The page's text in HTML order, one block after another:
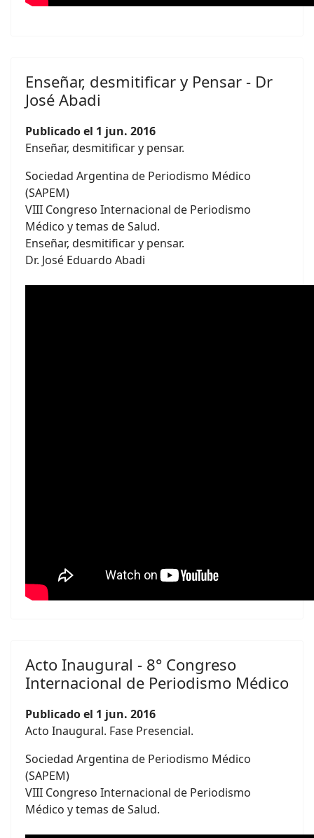
Enseñar, desmitificar y Pensar - Dr
José Abadi
Publicado el 1 jun. 2016
Enseñar, desmitificar y pensar.
Sociedad Argentina de Periodismo Médico
(SAPEM)
VIII Congreso Internacional de Periodismo
Médico y temas de Salud.
Enseñar, desmitificar y pensar.
Dr. José Eduardo Abadi
Acto Inaugural - 8° Congreso
Internacional de Periodismo Médico
Publicado el 1 jun. 2016
Acto Inaugural. Fase Presencial.
Sociedad Argentina de Periodismo Médico
(SAPEM)
VIII Congreso Internacional de Periodismo
Médico y temas de Salud.